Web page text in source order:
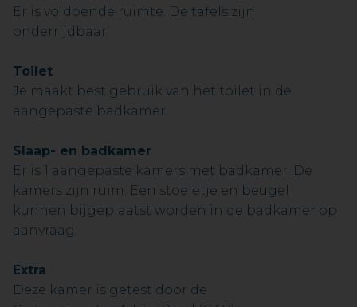
Er is voldoende ruimte. De tafels zijn
onderrijdbaar.
Toilet
Je maakt best gebruik van het toilet in de
aangepaste badkamer.
Slaap- en badkamer
Er is 1 aangepaste kamers met badkamer. De
kamers zijn ruim. Een stoeletje en beugel
kunnen bijgeplaatst worden in de badkamer op
aanvraag.
Extra
Deze kamer is getest door de